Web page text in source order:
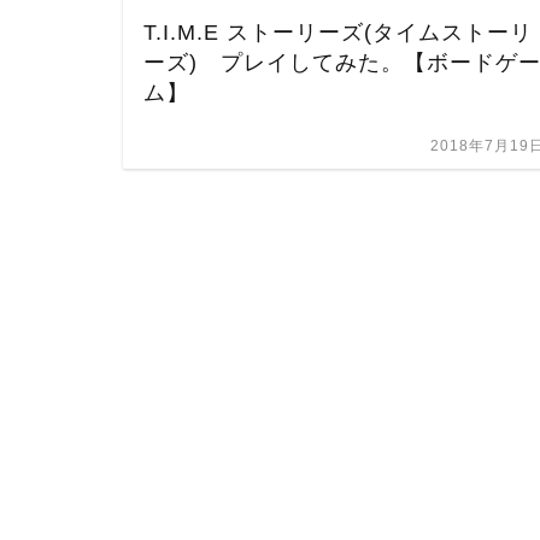
T.I.M.E ストーリーズ(タイムストーリ
ーズ) プレイしてみた。【ボードゲー
ム】
2018年7月19